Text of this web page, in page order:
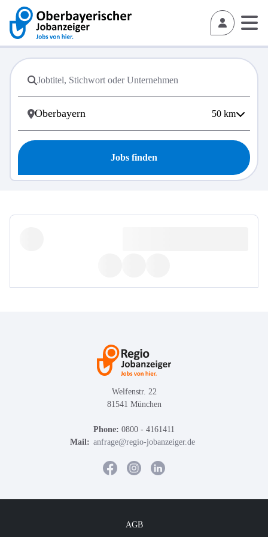
50 km
Jobs finden
Welfenstr. 22
81541 München
Phone: 0800 - 4161411
Mail: anfrage@regio-jobanzeiger.de
AGB